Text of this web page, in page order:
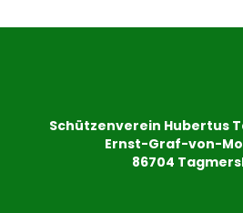
Schützenverein Hubertus
Ernst-Graf-von-
86704